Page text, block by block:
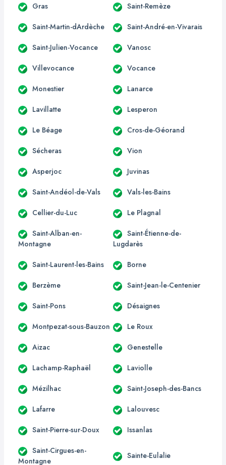
Gras Saint-Remèze
Saint-Martin-dArdèche Saint-André-en-Vivarais
Saint-Julien-Vocance Vanosc
Villevocance Vocance
Monestier Lanarce
Lavillatte Lesperon
Le Béage Cros-de-Géorand
Sécheras Vion
Asperjoc Juvinas
Saint-Andéol-de-Vals Vals-les-Bains
Cellier-du-Luc Le Plagnal
Saint-Alban-en-
Montagne
Saint-Étienne-de-
Lugdarès
Saint-Laurent-les-Bains Borne
Berzème Saint-Jean-le-Centenier
Saint-Pons Désaignes
Montpezat-sous-Bauzon Le Roux
Aizac Genestelle
Lachamp-Raphaël Laviolle
Mézilhac Saint-Joseph-des-Bancs
Lafarre Lalouvesc
Saint-Pierre-sur-Doux Issanlas
Saint-Cirgues-en-
Montagne
Sainte-Eulalie